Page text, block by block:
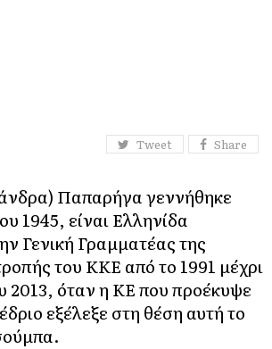
Tweet Share
Παπαρήγα γεννήθηκε
1945, είναι Ελληνίδα
Γενική Γραμματέας της
του ΚΚΕ από το 1991 μέχρι
2013, όταν η ΚΕ που προέκυψε
εξέλεξε στη θέση αυτή το